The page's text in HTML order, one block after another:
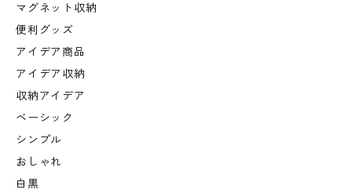
マグネット収納
便利グッズ
アイデア商品
アイデア収納
収納アイデア
ベーシック
シンプル
おしゃれ
白黒